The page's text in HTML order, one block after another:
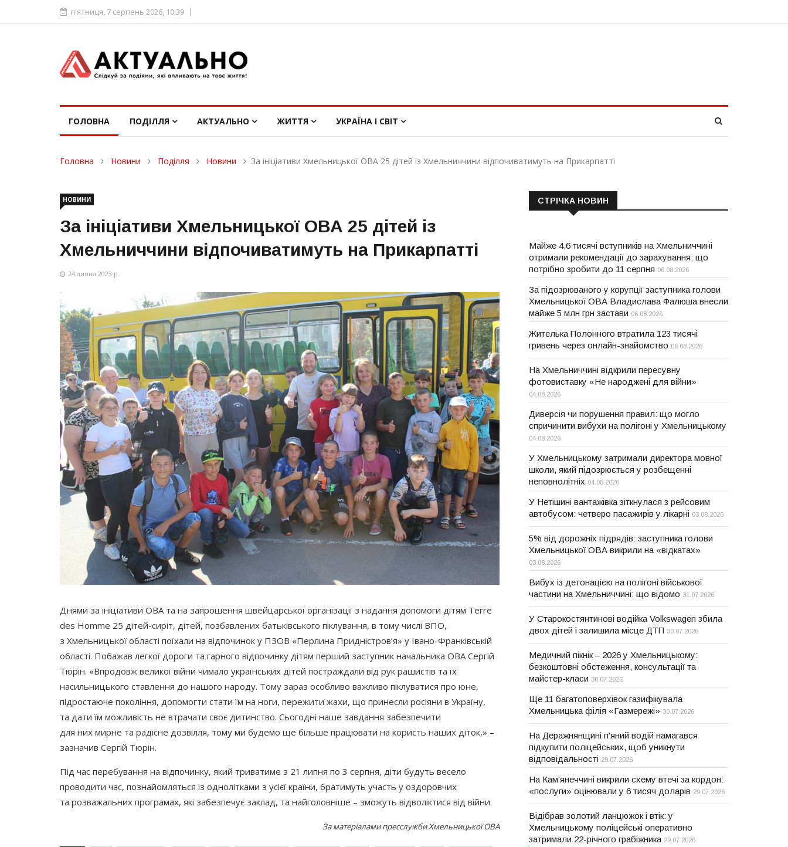
п'ятниця, 7 серпень 2026, 10:39
ГОЛОВНА ПОДІЛЛЯ АКТУАЛЬНО ЖИТТЯ УКРАЇНА І СВІТ
Головна Новини Поділля Новини За ініціативи Хмельницької ОВА 25 дітей із Хмельниччини відпочиватимуть на Прикарпатті
НОВИНИ
За ініціативи Хмельницької ОВА 25 дітей із
Хмельниччини відпочиватимуть на Прикарпатті
24 липня 2023 р.
Днями за ініціативи ОВА та на запрошення швейцарської організації з надання допомоги дітям Terre
des Homme 25 дітей-сиріт, дітей, позбавлених батьківського піклування, в тому числі ВПО,
з Хмельницької області поїхали на відпочинок у ПЗОВ «Перлина Придністров’я» у Івано-Франківській
області. Побажав легкої дороги та гарного відпочинку дітям перший заступник начальника ОВА Сергій
Тюрін. «Впродовж великої війни чимало українських дітей постраждали від рук рашистів та їх
насильницького ставлення до нашого народу. Тому зараз особливо важливо піклуватися про юне,
підростаюче покоління, допомогти стати їм на ноги, пережити жахи, що принесли росіяни в Україну,
та дати їм можливість не втрачати своє дитинство. Сьогодні наше завдання забезпечити
для них мирне та радісне дозвілля, тому ми будемо ще більше працювати на користь наших діток,» –
зазначив Сергій Тюрін.
Під час перебування на відпочинку, який триватиме з 21 липня по 3 серпня, діти будуть весело
проводити час, познайомляться із однолітками з усієї країни, братимуть участь у оздоровчих
та розважальних програмах, які забезпечує заклад, та найголовніше – зможуть відволіктися від війни.
За матеріалами пресслужби Хмельницької ОВА
СТРІЧКА НОВИН
Майже 4,6 тисячі вступників на Хмельниччині
отримали рекомендації до зарахування: що
потрібно зробити до 11 серпня 06.08.2026
За підозрюваного у корупції заступника голови
Хмельницької ОВА Владислава Фалюша внесли
майже 5 млн грн застави 06.08.2026
Жителька Полонного втратила 123 тисячі
гривень через онлайн-знайомство 06.08.2026
На Хмельниччині відкрили пересувну
фотовиставку «Не народжені для війни»
04.08.2026
Диверсія чи порушення правил: що могло
спричинити вибухи на полігоні у Хмельницькому
04.08.2026
У Хмельницькому затримали директора мовної
школи, який підозрюється у розбещенні
неповнолітніх 04.08.2026
У Нетішині вантажівка зіткнулася з рейсовим
автобусом: четверо пасажирів у лікарні 03.08.2026
5% від дорожніх підрядів: заступника голови
Хмельницької ОВА викрили на «відкатах»
03.08.2026
Вибух із детонацією на полігоні військової
частини на Хмельниччині: що відомо 31.07.2026
У Старокостянтинові водійка Volkswagen збила
двох дітей і залишила місце ДТП 30.07.2026
Медичний пікнік – 2026 у Хмельницькому:
безкоштовні обстеження, консультації та
майстер-класи 30.07.2026
Ще 11 багатоповерхівок газифікувала
Хмельницька філія «Газмережі» 30.07.2026
На Деражнянщині п'яний водій намагався
підкупити поліцейських, щоб уникнути
відповідальності 29.07.2026
На Кам'янеччині викрили схему втечі за кордон:
«послуги» оцінювали у 6 тисяч доларів 29.07.2026
Відібрав золотий ланцюжок і втік: у
Хмельницькому поліцейські оперативно
затримали 22-річного грабіжника 29.07.2026